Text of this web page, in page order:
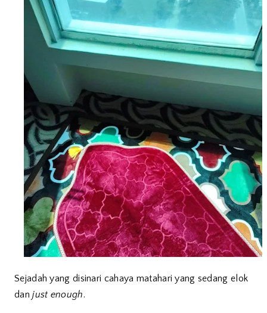
Sejadah yang disinari cahaya matahari yang sedang elok
danjust enough.